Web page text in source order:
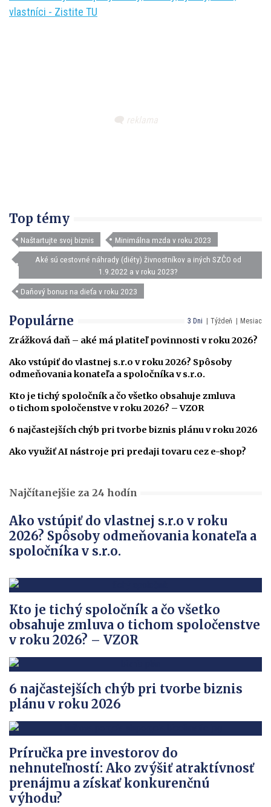
vlastníci - Zistite TU
Top témy
Naštartujte svoj biznis Minimálna mzda v roku 2023
Aké sú cestovné náhrady (diéty) živnostníkov a iných SZČO od
1.9.2022 a v roku 2023?
Daňový bonus na dieťa v roku 2023
3 Dni Týždeň Mesiac
Populárne
Zrážková daň – aké má platiteľ povinnosti v roku 2026?
Ako vstúpiť do vlastnej s.r.o v roku 2026? Spôsoby
odmeňovania konateľa a spoločníka v s.r.o.
Kto je tichý spoločník a čo všetko obsahuje zmluva
o tichom spoločenstve v roku 2026? – VZOR
6 najčastejších chýb pri tvorbe biznis plánu v roku 2026
Ako využiť AI nástroje pri predaji tovaru cez e-shop?
Najčítanejšie za 24 hodín
Ako vstúpiť do vlastnej s.r.o v roku
2026? Spôsoby odmeňovania konateľa a
spoločníka v s.r.o.
Kto je tichý spoločník a čo všetko
obsahuje zmluva o tichom spoločenstve
v roku 2026? – VZOR
6 najčastejších chýb pri tvorbe biznis
plánu v roku 2026
Príručka pre investorov do
nehnuteľností: Ako zvýšiť atraktívnosť
prenájmu a získať konkurenčnú
výhodu?